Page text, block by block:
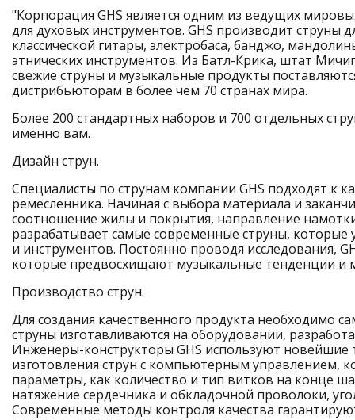
"Корпорация GHS является одним из ведущих
для духовых инструментов. GHS производит струны
классической гитары, электробаса, банджо,
этнических инструментов. Из Батл-Крика, штат
свежие струны и музыкальные продукты
дистрибьюторам в более чем 70 странах мира.
Более 200 стандартных наборов и 700 отдельных
именно вам.
Дизайн струн.
Специалисты по струнам компании GHS подходят к
ремесленника. Начиная с выбора материала и
соотношение жилы и покрытия, направление
разрабатывает самые современные струны, которые
и инструментов. Постоянно проводя исследования,
которые предвосхищают музыкальные тенденции и
Производство струн.
Для создания качественного продукта необходимо
струны изготавливаются на оборудовании,
Инженеры-конструкторы GHS используют новейшие
изготовления струн с компьютерным управлением,
параметры, как количество и тип витков на конце
натяжение сердечника и обкладочной проволоки,
Современные методы контроля качества